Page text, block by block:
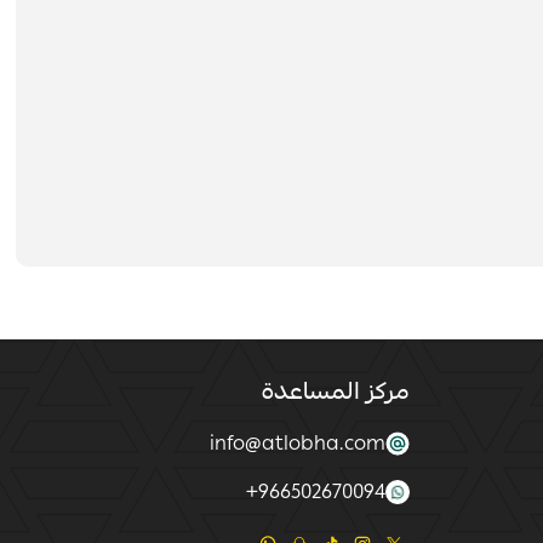
مركز المساعدة
info@atlobha.com
966502670094
+